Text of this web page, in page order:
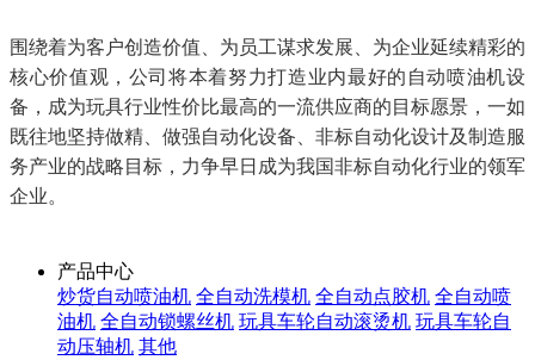
围绕着为客户创造价值、为员工谋求发展、为企业延续精彩的
核心价值观，公司将本着努力打造业内最好的自动喷油机设
备，成为玩具行业性价比最高的一流供应商的目标愿景，一如
既往地坚持做精、做强自动化设备、非标自动化设计及制造服
务产业的战略目标，力争早日成为我国非标自动化行业的领军
企业。
产品中心
炒货自动喷油机 全自动洗模机 全自动点胶机 全自动喷
油机 全自动锁螺丝机 玩具车轮自动滚烫机 玩具车轮自
动压轴机 其他